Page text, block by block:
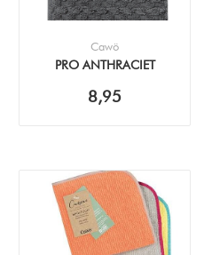
Cawö
PRO ANTHRACIET
8,95